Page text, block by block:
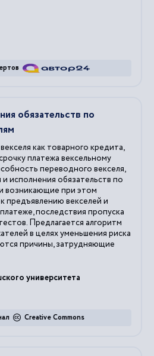
обязательств по
как товарного кредита,
платежа вексельному
переводного векселя,
исполнения обязательств по
возникающие при этом
предъявлению векселей и
последствия пропуска
Предлагается алгоритм
в целях уменьшения риска
причины, затрудняющие
университета
Creative Commons